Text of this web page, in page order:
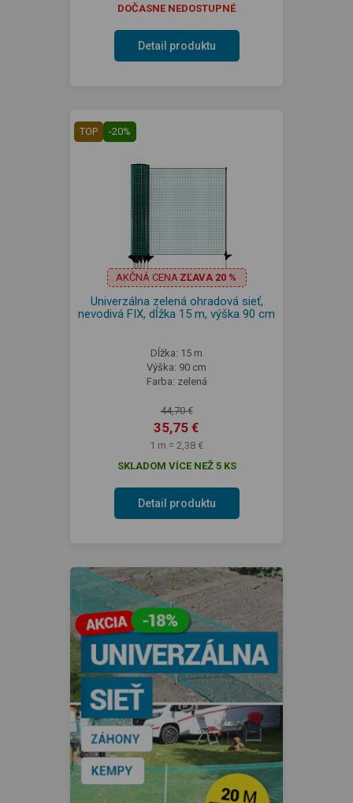
DOČASNE NEDOSTUPNÉ
Detail produktu
TOP -20%
AKČNÁ CENA ZĽAVA 20 %
Univerzálna zelená ohradová sieť,
nevodivá FIX, dĺžka 15 m, výška 90 cm
Dĺžka: 15 m
Výška: 90 cm
Farba: zelená
44,70 €
35,75 €
1 m = 2,38 €
SKLADOM VÍCE NEŽ 5 KS
Detail produktu